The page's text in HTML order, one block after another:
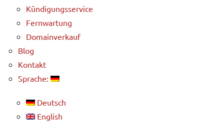
Kündigungsservice
Fernwartung
Domainverkauf
Blog
Kontakt
Sprache:
Deutsch
English